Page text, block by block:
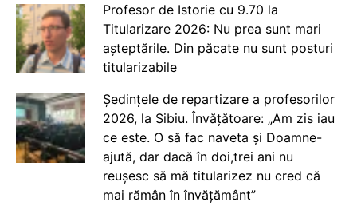
Profesor de Istorie cu 9.70 la
Titularizare 2026: Nu prea sunt mari
așteptările. Din păcate nu sunt posturi
titularizabile
Ședințele de repartizare a profesorilor
2026, la Sibiu. Învățătoare: „Am zis iau
ce este. O să fac naveta și Doamne-
ajută, dar dacă în doi,trei ani nu
reușesc să mă titularizez nu cred că
mai rămân în învățământ”